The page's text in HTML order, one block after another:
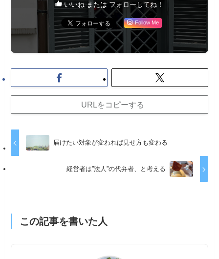
いいね または フォローしてね！
Follow Me
URLをコピーする
届けたい対象が変われば見せ方も変わる
経営者は”法人”の代弁者、と考える
この記事を書いた人